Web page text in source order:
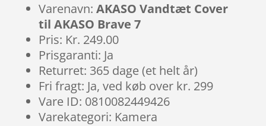
Varenavn: AKASO Vandtæt Cover
til AKASO Brave 7
Pris: Kr. 249.00
Prisgaranti: Ja
Returret: 365 dage (et helt år)
Fri fragt: Ja, ved køb over kr. 299
Vare ID: 0810082449426
Varekategori: Kamera